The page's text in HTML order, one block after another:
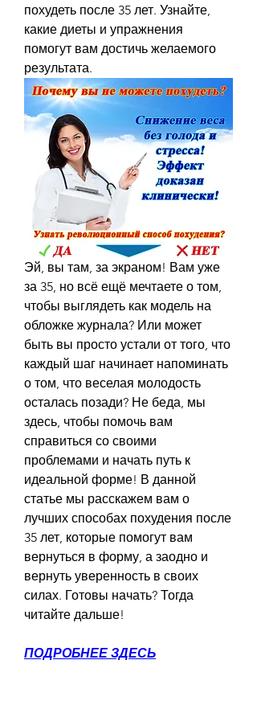
похудеть после 35 лет. Узнайте,
какие диеты и упражнения
помогут вам достичь желаемого
результата.
Эй, вы там, за экраном! Вам уже
за 35, но всё ещё мечтаете о том,
чтобы выглядеть как модель на
обложке журнала? Или может
быть вы просто устали от того, что
каждый шаг начинает напоминать
о том, что веселая молодость
осталась позади? Не беда, мы
здесь, чтобы помочь вам
справиться со своими
проблемами и начать путь к
идеальной форме! В данной
статье мы расскажем вам о
лучших способах похудения после
35 лет, которые помогут вам
вернуться в форму, а заодно и
вернуть уверенность в своих
силах. Готовы начать? Тогда
читайте дальше!
ПОДРОБНЕЕ ЗДЕСЬ